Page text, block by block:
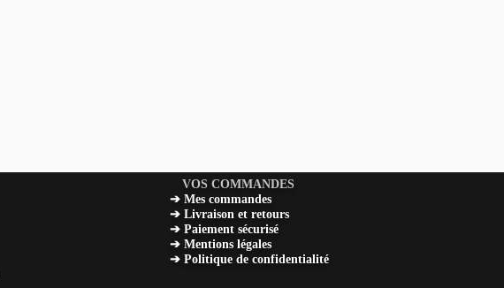
VOS COMMANDES
➔ Mes commandes
➔ Livraison et retours
➔ Paiement sécurisé
➔ Mentions légales
➔ Politique de confidentialité